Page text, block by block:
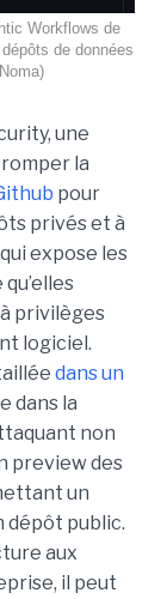
Workflows de
de données
une
la
pour
privés et à
expose les
privilèges
logiciel.
dans un
dans la
non
preview des
un
dépôt public.
aux
il peut